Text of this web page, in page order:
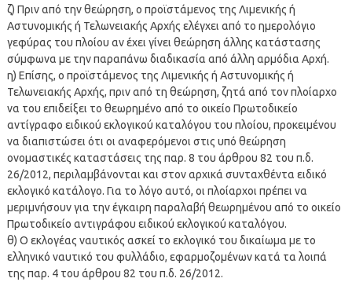
ζ) Πριν από την θεώρηση, ο προϊστάμενος της Λιμενικής ή
Αστυνομικής ή Τελωνειακής Αρχής ελέγχει από το ημερολόγιο
γεφύρας του πλοίου αν έχει γίνει θεώρηση άλλης κατάστασης
σύμφωνα με την παραπάνω διαδικασία από άλλη αρμόδια Αρχή.
η) Επίσης, ο προϊστάμενος της Λιμενικής ή Αστυνομικής ή
Τελωνειακής Αρχής, πριν από τη θεώρηση, ζητά από τον πλοίαρχο
να του επιδείξει το θεωρημένο από το οικείο Πρωτοδικείο
αντίγραφο ειδικού εκλογικού καταλόγου του πλοίου, προκειμένου
να διαπιστώσει ότι οι αναφερόμενοι στις υπό θεώρηση
ονομαστικές καταστάσεις της παρ. 8 του άρθρου 82 του π.δ.
26/2012, περιλαμβάνονται και στον αρχικά συνταχθέντα ειδικό
εκλογικό κατάλογο. Για το λόγο αυτό, οι πλοίαρχοι πρέπει να
μεριμνήσουν για την έγκαιρη παραλαβή θεωρημένου από το οικείο
Πρωτοδικείο αντιγράφου ειδικού εκλογικού καταλόγου.
θ) Ο εκλογέας ναυτικός ασκεί το εκλογικό του δικαίωμα με το
ελληνικό ναυτικό του φυλλάδιο, εφαρμοζομένων κατά τα λοιπά
της παρ. 4 του άρθρου 82 του π.δ. 26/2012.